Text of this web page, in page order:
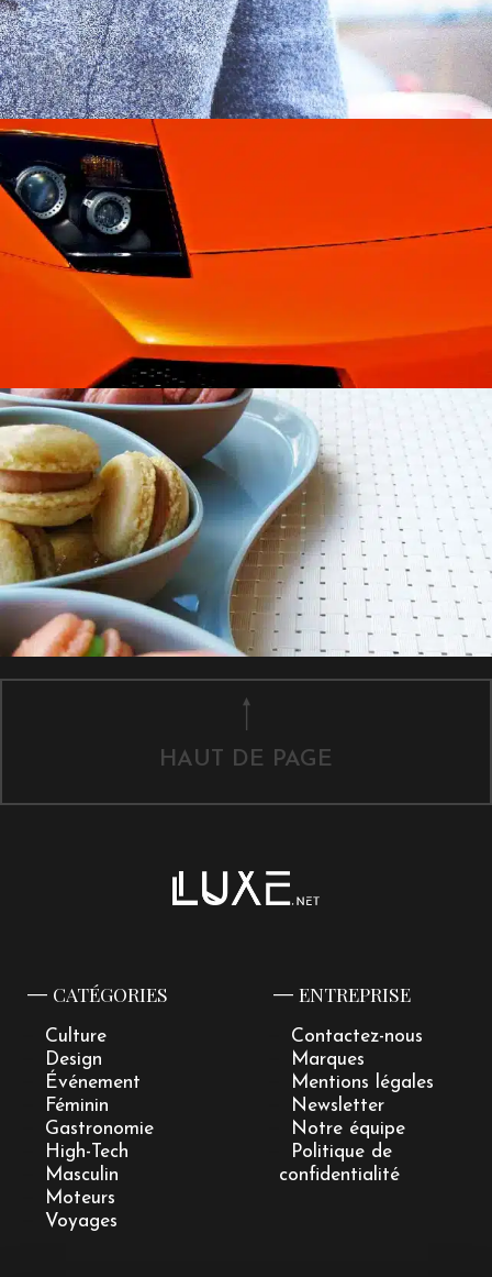
HAUT DE PAGE
CATÉGORIES
Culture
Design
Événement
Féminin
Gastronomie
High-Tech
Masculin
Moteurs
Voyages
ENTREPRISE
Contactez-nous
Marques
Mentions légales
Newsletter
Notre équipe
Politique de
confidentialité